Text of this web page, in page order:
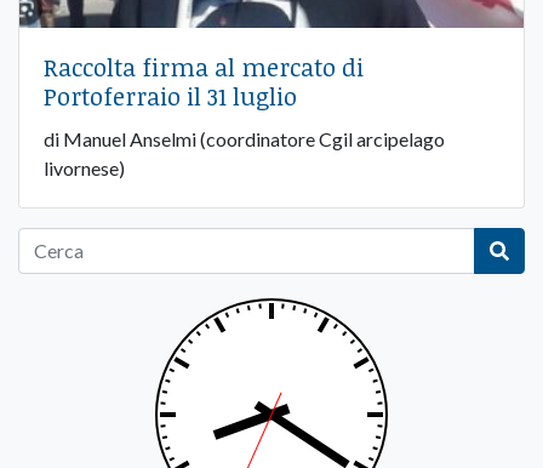
Raccolta firma al mercato di
Portoferraio il 31 luglio
di Manuel Anselmi (coordinatore Cgil arcipelago
livornese)